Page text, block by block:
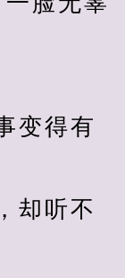
得有
听不